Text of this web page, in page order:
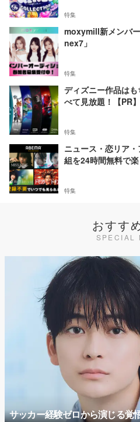
特集
moxymill新メンバ
nex7」
特集
ディズニー作品は
べて見放題！【PR】
特集
ニュース・恋リア
組を24時間無料で楽
特集
おすす
SPECIAL
サッカー経験ゼロから演じる覚